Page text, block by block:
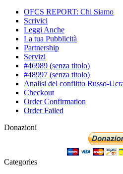
OFCS REPORT: Chi Siamo
Scrivici
Leggi Anche
La tua Pubblicità
Partnership
Servizi
#46989 (senza titolo)
#48997 (senza titolo)
Analisi del conflitto Russo-
Checkout
Order Confirmation
Order Failed
Donazioni
Categories